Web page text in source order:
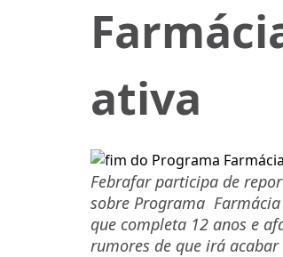
ativa
Febrafar participa de
sobre Programa Farmácia
que completa 12 anos e
rumores de que irá acabar